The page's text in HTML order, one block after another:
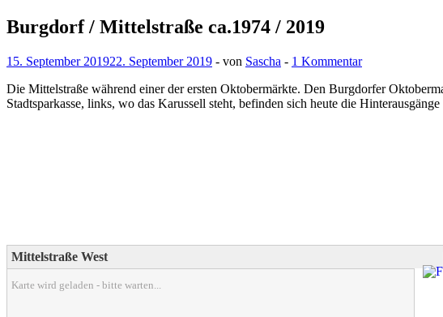
Burgdorf / Mittelstraße ca.1974 / 2019
15. September 201922. September 2019 - von Sascha - 1 Kommentar
Die Mittelstraße während einer der ersten Oktobermärkte. Den Burgdorfer
Stadtsparkasse, links, wo das Karussell steht, befinden sich heute die
Mittelstraße West
Karte wird geladen - bitte warten...